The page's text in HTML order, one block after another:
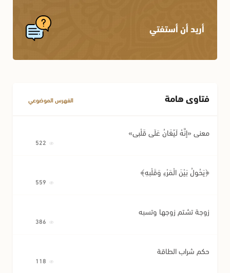
أريد أن أستفتي
فتاوى هامة الفهرس الموضوعي
معنى «إِنَّهُ لَيُغَانُ عَلَى قَلْبِي»
﴿يَحُولُ بَيْنَ الْمَرْءِ وَقَلْبِهِ﴾
زوجة تشتم زوجها وتسبه
حكم شراب الطاقة